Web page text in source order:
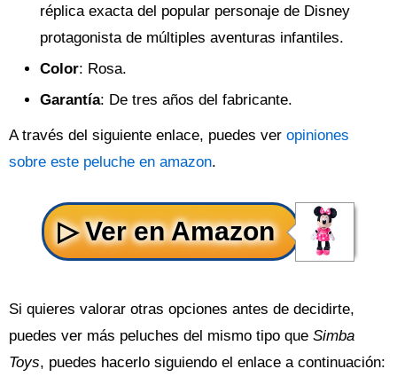
réplica exacta del popular personaje de Disney
protagonista de múltiples aventuras infantiles.
Color: Rosa.
Garantía: De tres años del fabricante.
A través del siguiente enlace, puedes ver opiniones
sobre este peluche en amazon.
Si quieres valorar otras opciones antes de decidirte,
puedes ver más peluches del mismo tipo que Simba
Toys, puedes hacerlo siguiendo el enlace a continuación: